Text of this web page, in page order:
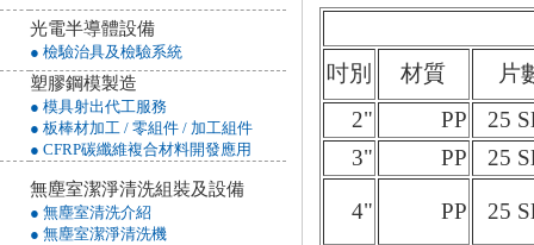
光電半導體設備
● 檢驗治具及檢驗系統
塑膠鋼模製造
● 模具射出代工服務
● 板棒材加工 / 零組件 / 加工組件
● CFRP碳纖維複合材料開發應用
無塵室潔淨清洗組裝及設備
● 無塵室清洗介紹
● 無塵室潔淨清洗機
吋別 材質
片
2"
PP
25
3"
PP 25
4" PP 25